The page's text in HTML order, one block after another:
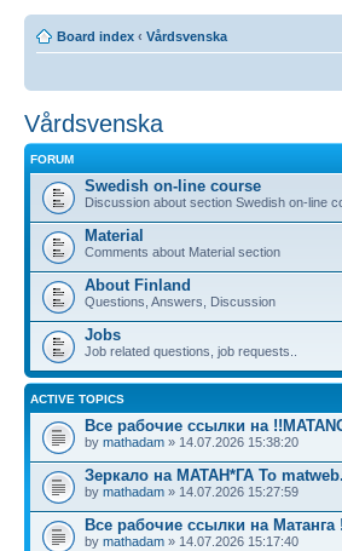
Board index ‹ Vårdsvenska
Vårdsvenska
FORUM
Swedish on-line course
Discussion about section Swedish on-line
Material
Comments about Material section
About Finland
Questions, Answers, Discussion
Jobs
Job related questions, job requests..
ACTIVE TOPICS
Все рабочие ссылки на
by mathadam » 14.07.2026 15:38:20
Зеркало на МАТАН*ГА To
by mathadam » 14.07.2026 15:27:59
Все рабочие ссылки на
by mathadam » 14.07.2026 15:17:40